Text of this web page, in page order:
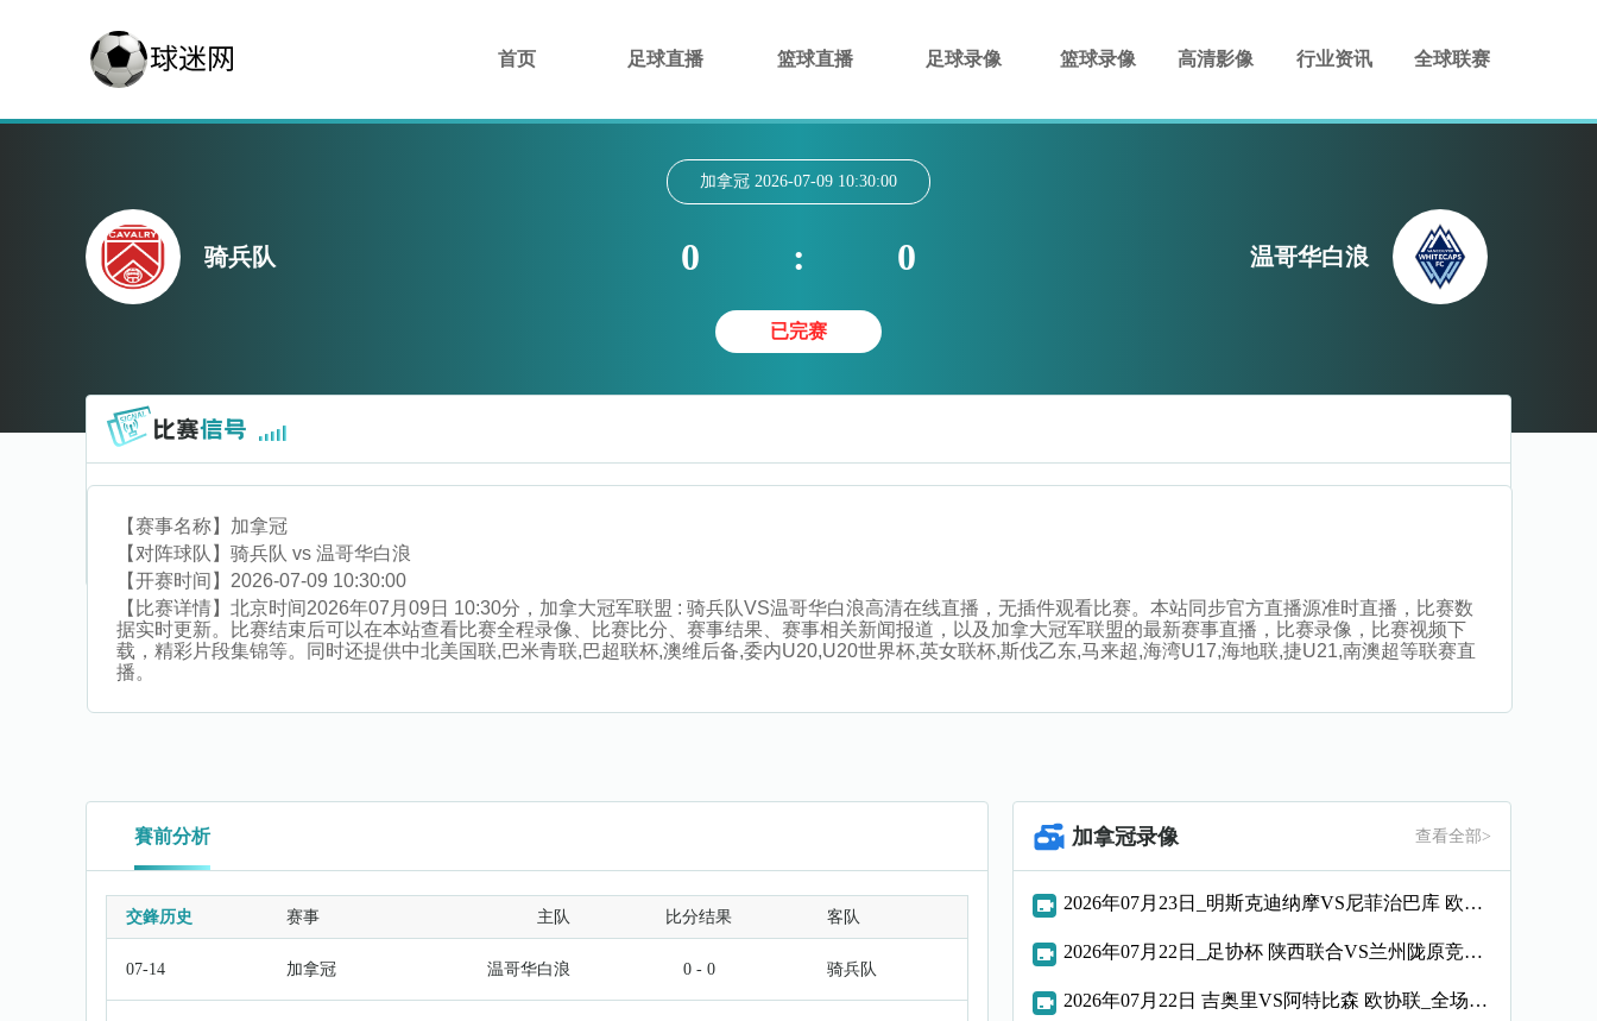
首页 足球直播 篮球直播 足球录像 篮球录像 高清影像 行业资讯 全球联赛
骑兵队
加拿冠 2026-07-09 10:30:00
0 : 0
已完赛
温哥华白浪
【赛事名称】 加拿冠
【对阵球队】 骑兵队 vs 温哥华白浪
【开赛时间】 2026-07-09 10:30:00
【比赛详情】 北京时间2026年07月09日 10:30分，加拿大冠军联盟 : 骑兵队VS温哥华白浪高清在线直播，无插件观看比赛。本站同步官方直播源准时直播，比赛数
据实时更新。比赛结束后可以在本站查看比赛全程录像、比赛比分、赛事结果、赛事相关新闻报道，以及加拿大冠军联盟的最新赛事直播，比赛录像，比赛视频下
载，精彩片段集锦等。同时还提供中北美国联,巴米青联,巴超联杯,澳维后备,委内U20,U20世界杯,英女联杯,斯伐乙东,马来超,海湾U17,海地联,捷U21,南澳超等联赛直
播。
賽前分析
交鋒历史 赛事 主队 比分结果 客队
07-14 加拿冠 温哥华白浪 0 - 0 骑兵队
加拿冠录像 查看全部>
2026年07月23日_明斯克迪纳摩VS尼菲治巴库 欧协联录像_全场录像【视频集锦】
2026年07月22日_足协杯 陕西联合VS兰州陇原竞技录像_全场录像【全场回放】
2026年07月22日 吉奥里VS阿特比森 欧协联_全场录像【视频集锦】